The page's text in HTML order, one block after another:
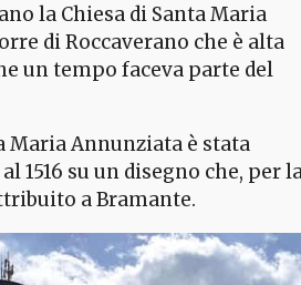
la Chiesa di Santa Maria
di Roccaverano che è alta
un tempo faceva parte del
Maria Annunziata è stata
1516 su un disegno che, per
a Bramante.